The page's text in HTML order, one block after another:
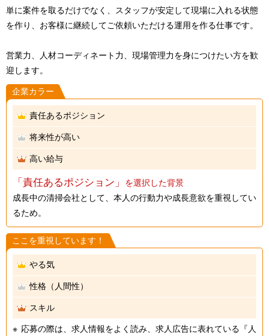
単に案件を取るだけでなく、スタッフが安定して現場に入れる状態
を作り、お客様に継続してご依頼いただける運用を作る仕事です。
営業力、人材コーディネート力、現場管理力を身につけたい方を歓
迎します。
企業カラー
責任あるポジション
将来性が高い
高い給与
「責任あるポジション」
を選択した背景
成長中の清掃会社として、本人の行動力や成長意欲を重視してい
るため。
ここを重視しています！
やる気
性格（人間性）
スキル
応募の際は、求人情報をよく読み、求人広告に表れている『人